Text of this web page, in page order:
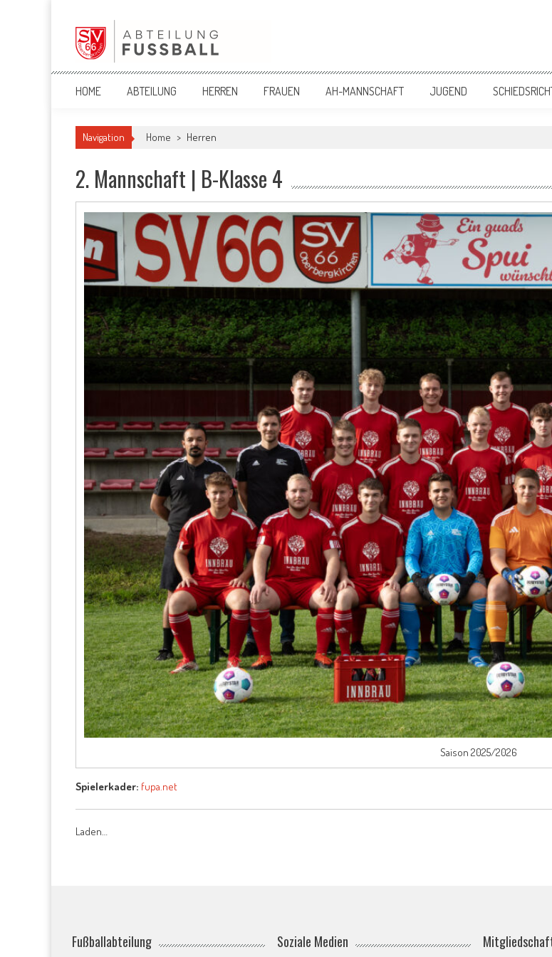
content
SV '66 Oberbergkirchen eV | Abteilung Fußball
HOME ABTEILUNG HERREN FRAUEN AH-MANNSCHAFT JUGEND
Navigation Home > Herren
2. Mannschaft | B-Klasse 4
Saison 2025/2026
Spielerkader: fupa.net
Laden…
Fußballabteilung Soziale Medien